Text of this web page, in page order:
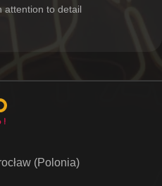
attention to detail
(Polonia)